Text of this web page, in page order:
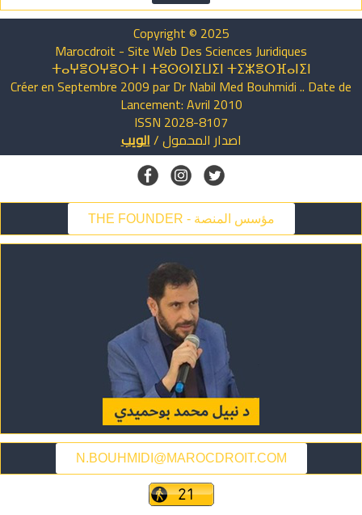
Copyright © 2025
Marocdroit - Site Web Des Sciences Juridiques
ⵜⴰⵖⴻⵔⵖⴻⵔⵜ ⵏ ⵜⵓⵙⵙⵏⵉⵡⵉⵏ ⵜⵉⵣⴻⵔⴼⴰⵏⵉⵏ
Créer en Septembre 2009 par Dr Nabil Med Bouhmidi .. Date de
Lancement: Avril 2010
ISSN 2028-8107
اصدارالمحمول/الويب
THE FOUNDER - مؤسس المنصة
N.BOUHMIDI@MAROCDROIT.COM